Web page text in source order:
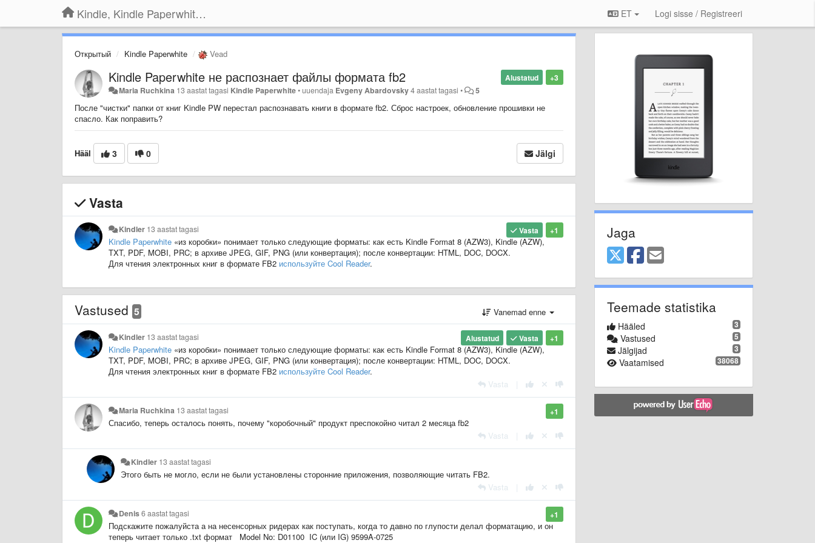
Kindle, Kindle Paperwhite, Kindle Voyage ET Logi sisse / Registreeri
Открытый Kindle Paperwhite Vead
+3
Alustatud
Kindle Paperwhite не распознает файлы формата fb2
Maria Ruchkina 13 aastat tagasi Kindle Paperwhite•uuendaja Evgeny Abardovsky4 aastat tagasi • 5
После "чистки" папки от книг Kindle PW перестал распознавать книги в формате fb2. Сброс настроек, обновление прошивки не
спасло. Как поправить?
Hääl 3 0 Jälgi
Vasta
+1
Vasta
Kindler 13 aastat tagasi
Kindle Paperwhite «из коробки» понимает только следующие форматы: как есть Kindle Format 8 (AZW3), Kindle (AZW),
TXT, PDF, MOBI, PRC; в архиве JPEG, GIF, PNG (или конвертация); после конвертации: HTML, DOC, DOCX.
Для чтения электронных книг в формате FB2 используйте Cool Reader.
Vastused 5 Vanemad enne
+1
Vasta
Alustatud
Kindler 13 aastat tagasi
Kindle Paperwhite «из коробки» понимает только следующие форматы: как есть Kindle Format 8 (AZW3), Kindle (AZW),
TXT, PDF, MOBI, PRC; в архиве JPEG, GIF, PNG (или конвертация); после конвертации: HTML, DOC, DOCX.
Для чтения электронных книг в формате FB2 используйте Cool Reader.
Vasta
+1
Maria Ruchkina 13 aastat tagasi
Спасибо, теперь осталось понять, почему "коробочный" продукт преспокойно читал 2 месяца fb2
Vasta
Kindler 13 aastat tagasi
Этого быть не могло, если не были установлены сторонние приложения, позволяющие читать FB2.
Vasta
+1
Denis6 aastat tagasi
Подскажите пожалуйста а на несенсорных ридерах как поступать, когда то давно по глупости делал форматацию, и он
теперь читает только .txt формат Model No: D01100 IC (или IG) 9599A-0725
Jaga
Teemade statistika
3
Hääled
5
Vastused
3
Jälgijad
38068
Vaatamised